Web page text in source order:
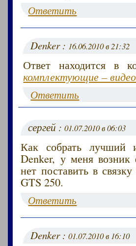
Ответить
Denker : 16.06.2010 в 21:32
Ответ находится в
комплектующие –
Ответить
сергей :01.07.2010 в 06:03
Как собрать лучший
Denker, у меня
нет поставить в
GTS 250.
Ответить
Denker :01.07.2010 в 16:10